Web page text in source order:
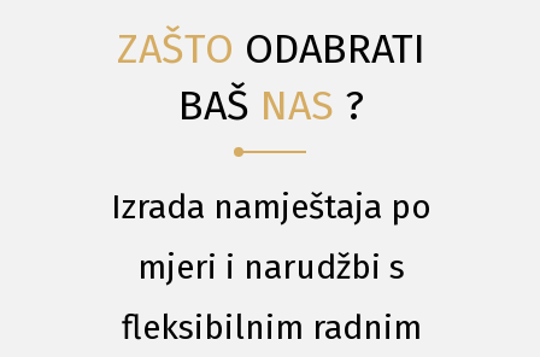
ZAŠTO ODABRATI
BAŠ NAS ?
Izrada namještaja po
mjeri i narudžbi s
fleksibilnim radnim